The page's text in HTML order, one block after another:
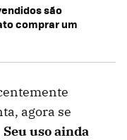
são
comprar um
agora se
Seu uso ainda